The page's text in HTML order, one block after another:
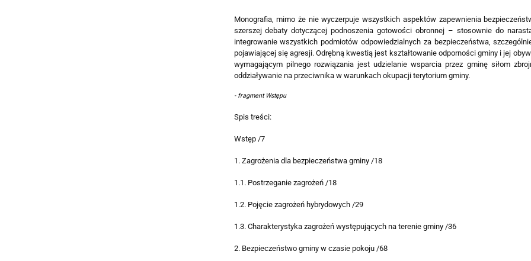
Monografia, mimo że nie wyczerpuje wszystkich aspektów zapewnienia
szerszej debaty dotyczącej podnoszenia gotowości obronnej – stosownie do
integrowanie wszystkich podmiotów odpowiedzialnych za bezpieczeństwa,
pojawiającej się agresji. Odrębną kwestią jest kształtowanie odporności gminy i jej
wymagającym pilnego rozwiązania jest udzielanie wsparcia przez gminę siłom
oddziaływanie na przeciwnika w warunkach okupacji terytorium gminy.
- fragment Wstępu
Spis treści:
Wstęp /7
1. Zagrożenia dla bezpieczeństwa gminy /18
1.1. Postrzeganie zagrożeń /18
1.2. Pojęcie zagrożeń hybrydowych /29
1.3. Charakterystyka zagrożeń występujących na terenie gminy /36
2. Bezpieczeństwo gminy w czasie pokoju /68